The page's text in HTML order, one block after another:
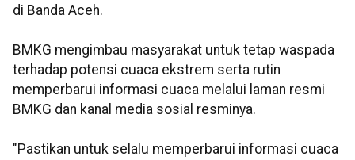
di Banda Aceh.
BMKG mengimbau masyarakat untuk tetap waspada
terhadap potensi cuaca ekstrem serta rutin
memperbarui informasi cuaca melalui laman resmi
BMKG dan kanal media sosial resminya.
"Pastikan untuk selalu memperbarui informasi cuaca